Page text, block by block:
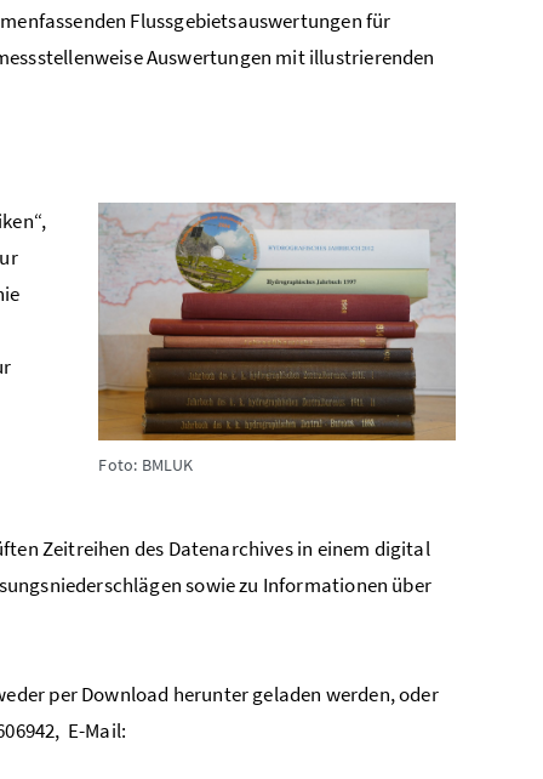
Flussgebietsauswertungen für
Auswertungen mit illustrierenden
Foto: BMLUK
Zeitreihen des Datenarchives in einem digital
sowie zu Informationen über
per Download herunter geladen werden, oder
E-Mail: